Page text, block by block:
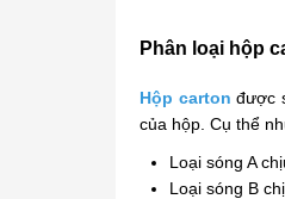
Phân loại hộp
Hộp carton được
của hộp. Cụ thể
Loại sóng A
Loại sóng B